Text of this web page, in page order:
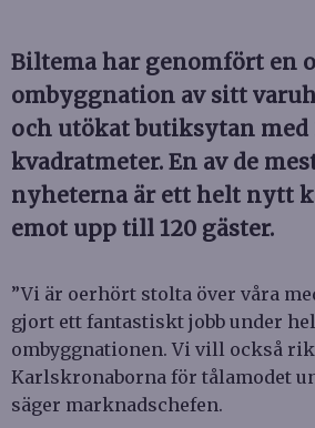
Biltema har genomfört en
ombyggnation av sitt
och utökat butiksytan med
kvadratmeter. En av de
nyheterna är ett helt nytt
emot upp till 120 gäster.
”Vi är oerhört stolta över våra
gjort ett fantastiskt jobb under
ombyggnationen. Vi vill också
Karlskronaborna för tålamodet
säger marknadschefen.